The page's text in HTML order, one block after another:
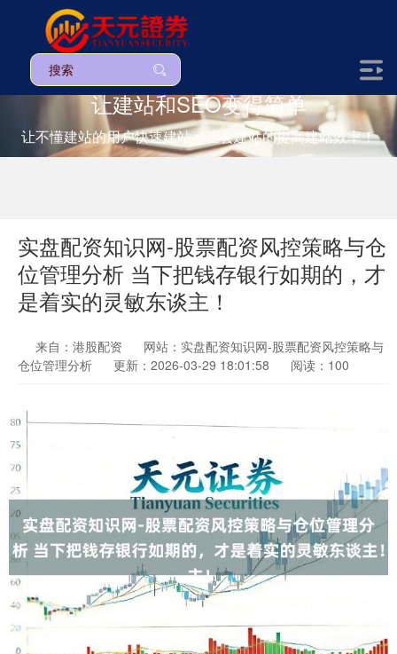
让建站和SEO变得简单
让不懂建站的用户快速建站，让会建站的提高建站效率！
实盘配资知识网-股票配资风控策略与仓
位管理分析 当下把钱存银行如期的，才
是着实的灵敏东谈主！
来自：港股配资
网站：实盘配资知识网-股票配资风控策略与
仓位管理分析
更新：2026-03-29 18:01:58 阅读：100